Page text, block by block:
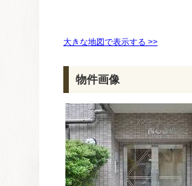
大きな地図で表示する >>
物件画像